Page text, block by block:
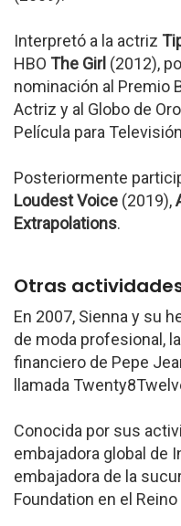
Interpretó a la actriz
HBO The Girl (2012),
nominación al Premio
Actriz y al Globo de
Película para
Posteriormente
Loudest Voice (2019),
Extrapolations.
Otras
En 2007, Sienna y su
de moda profesional,
financiero de Pepe
llamada
Conocida por sus
embajadora global de
embajadora de la
Foundation en el Reino